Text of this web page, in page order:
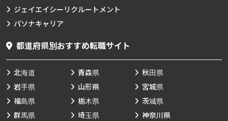
ジェイエイシーリクルートメント
パソナキャリア
都道府県別おすすめ転職サイト
北海道 青森県
秋田県
岩手県
山形県
宮城県
福島県
栃木県
茨城県
群馬県
埼玉県
神奈川県